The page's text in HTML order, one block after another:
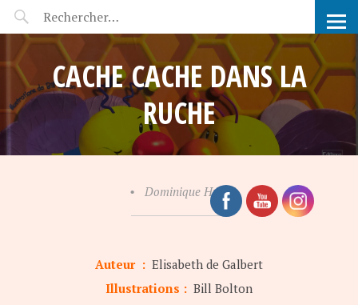
POP-UP FÉERIE
CACHE CACHE DANS LA
RUCHE
• Dominique Hullin
Auteur : Elisabeth de Galbert
Illustrations : Bill Bolton